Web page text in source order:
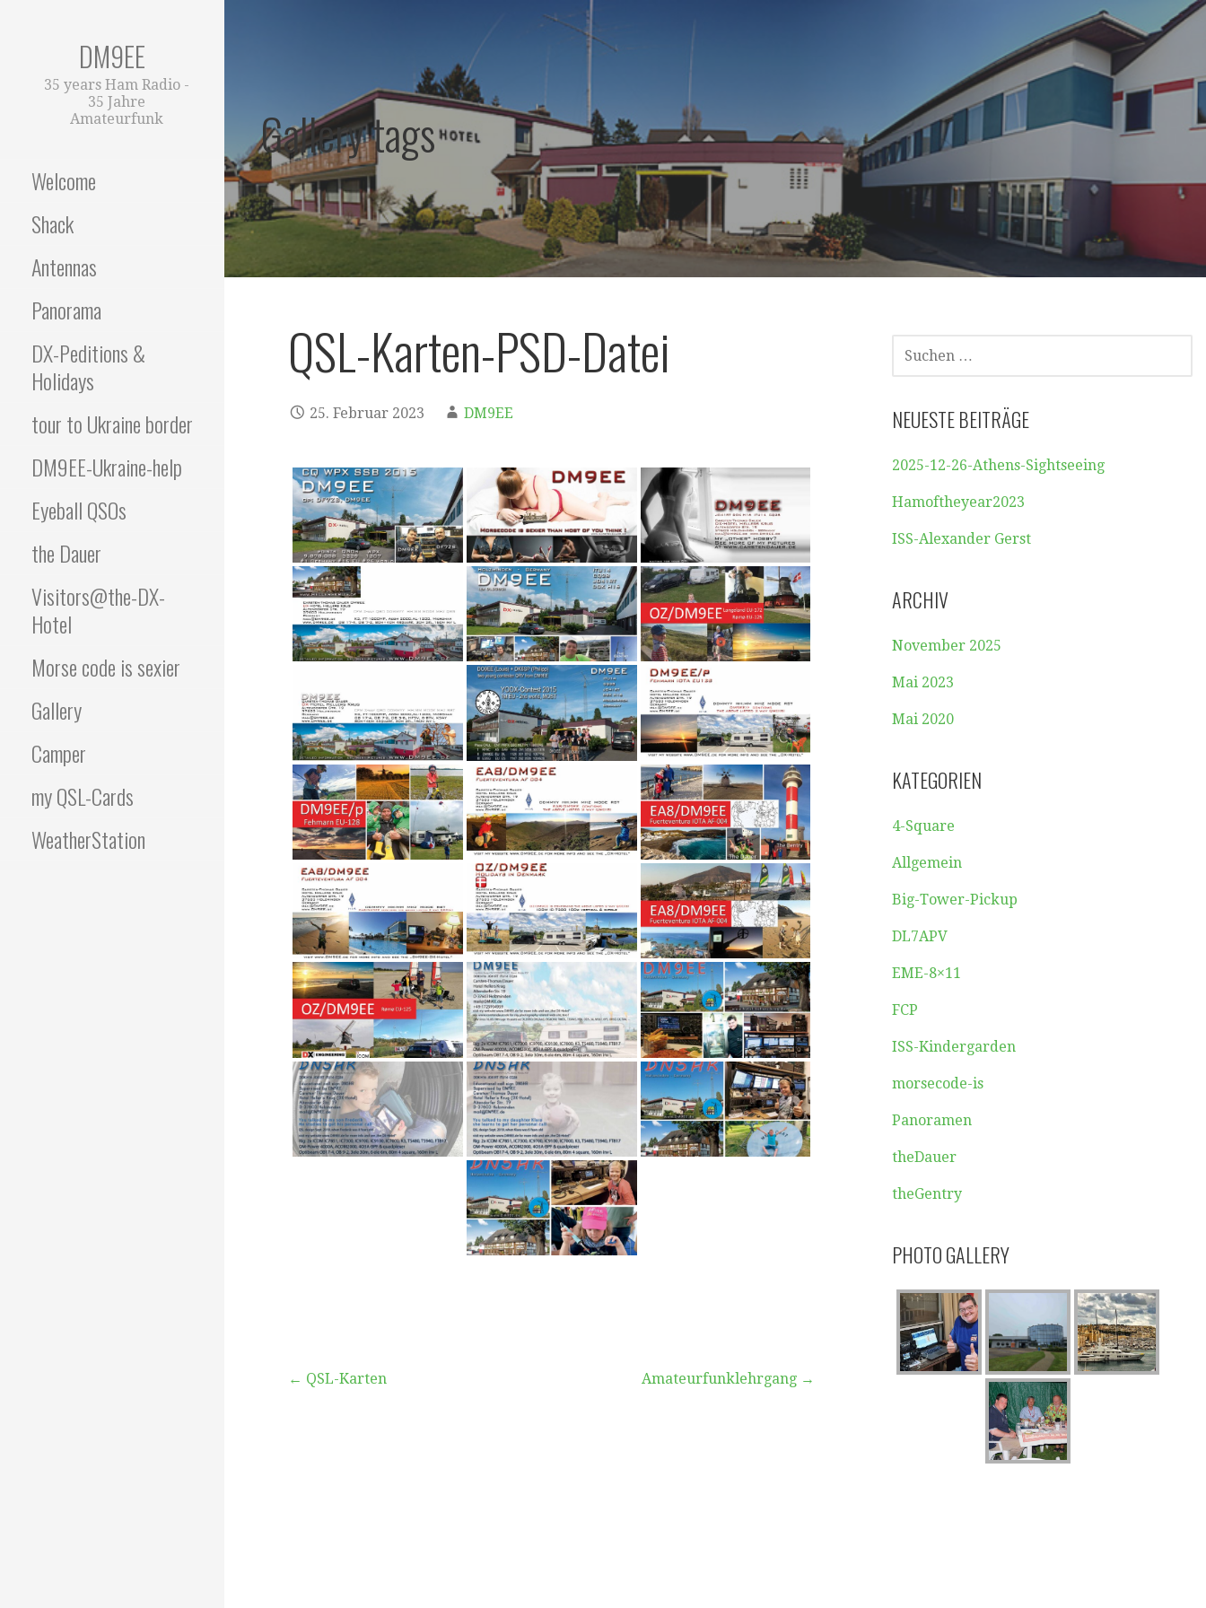
DM9EE
35 years Ham Radio -
35 Jahre
Amateurfunk
Welcome
Shack
Antennas
Panorama
DX-Peditions &
Holidays
tour to Ukraine border
DM9EE-Ukraine-help
Eyeball QSOs
the Dauer
Visitors@the-DX-
Hotel
Morse code is sexier
Gallery
Camper
my QSL-Cards
WeatherStation
Gallery tags
QSL-Karten-PSD-Datei
25. Februar 2023 DM9EE
Beitragsnavigation
← QSL-Karten Amateurfunklehrgang →
SUCHEN
NACH:
NEUESTE BEITRÄGE
2025-12-26-Athens-Sightseeing
Hamoftheyear2023
ISS-Alexander Gerst
ARCHIV
November 2025
Mai 2023
Mai 2020
KATEGORIEN
4-Square
Allgemein
Big-Tower-Pickup
DL7APV
EME-8×11
FCP
ISS-Kindergarden
morsecode-is
Panoramen
theDauer
theGentry
PHOTO GALLERY